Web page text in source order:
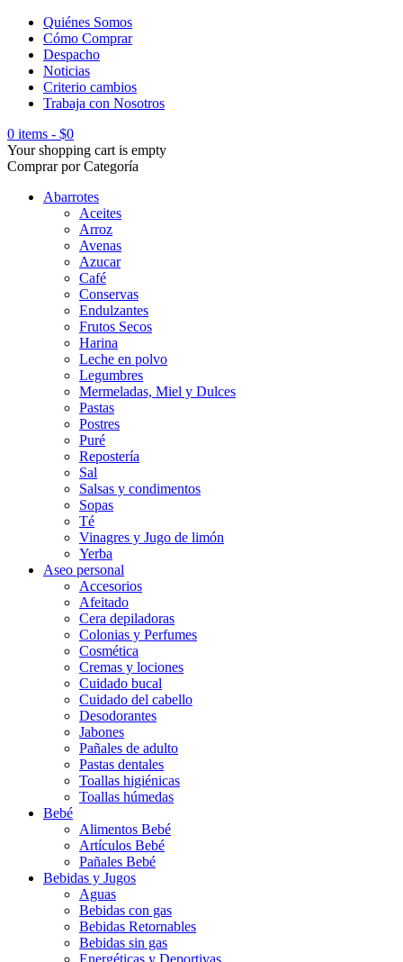
Quiénes Somos
Cómo Comprar
Despacho
Noticias
Criterio cambios
Trabaja con Nosotros
0 items - $0
Your shopping cart is empty
Comprar por Categoría
Abarrotes
Aceites
Arroz
Avenas
Azucar
Café
Conservas
Endulzantes
Frutos Secos
Harina
Leche en polvo
Legumbres
Mermeladas, Miel y Dulces
Pastas
Postres
Puré
Repostería
Sal
Salsas y condimentos
Sopas
Té
Vinagres y Jugo de limón
Yerba
Aseo personal
Accesorios
Afeitado
Cera depiladoras
Colonias y Perfumes
Cosmética
Cremas y lociones
Cuidado bucal
Cuidado del cabello
Desodorantes
Jabones
Pañales de adulto
Pastas dentales
Toallas higiénicas
Toallas húmedas
Bebé
Alimentos Bebé
Artículos Bebé
Pañales Bebé
Bebidas y Jugos
Aguas
Bebidas con gas
Bebidas Retornables
Bebidas sin gas
Energéticas y Deportivas